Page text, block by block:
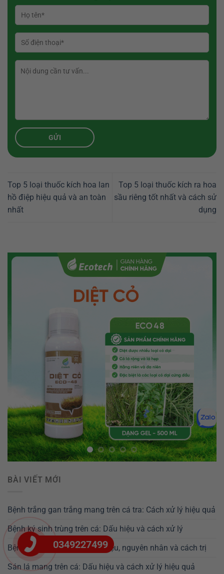
Top 5 loại thuốc kích hoa lan
hồ điệp hiệu quả và an toàn
nhất
Top 5 loại thuốc kích ra hoa
sầu riêng tốt nhất và cách sử
dụng
BÀI VIẾT MỚI
Bệnh trắng gan trắng mang trên cá tra: Cách xử lý hiệu quả
Bệnh ký sinh trùng trên cá: Dấu hiệu và cách xử lý
Bệnh nấm mang ở cá: Dấu hiệu, nguyên nhân và cách trị
Sán lá mang trên cá: Dấu hiệu và cách xử lý hiệu quả
0349227499